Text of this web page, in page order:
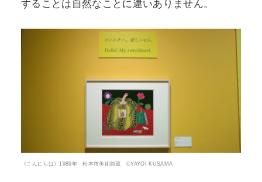
することは自然なことに違いありません。
《こんにちは》1989年 松本市美術館蔵 ©YAYOI KUSAMA